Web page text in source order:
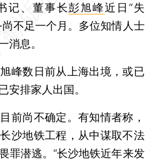
记、董事长彭旭峰近日“失
不足一个月。多位知情人士
消息。
数日前从上海出境，或已
安排家人出国。
尚不确定。有知情者称，
沙地铁工程，从中谋取不法
罪潜逃。“长沙地铁近年来发